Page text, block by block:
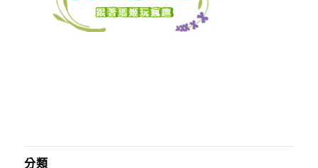
分類